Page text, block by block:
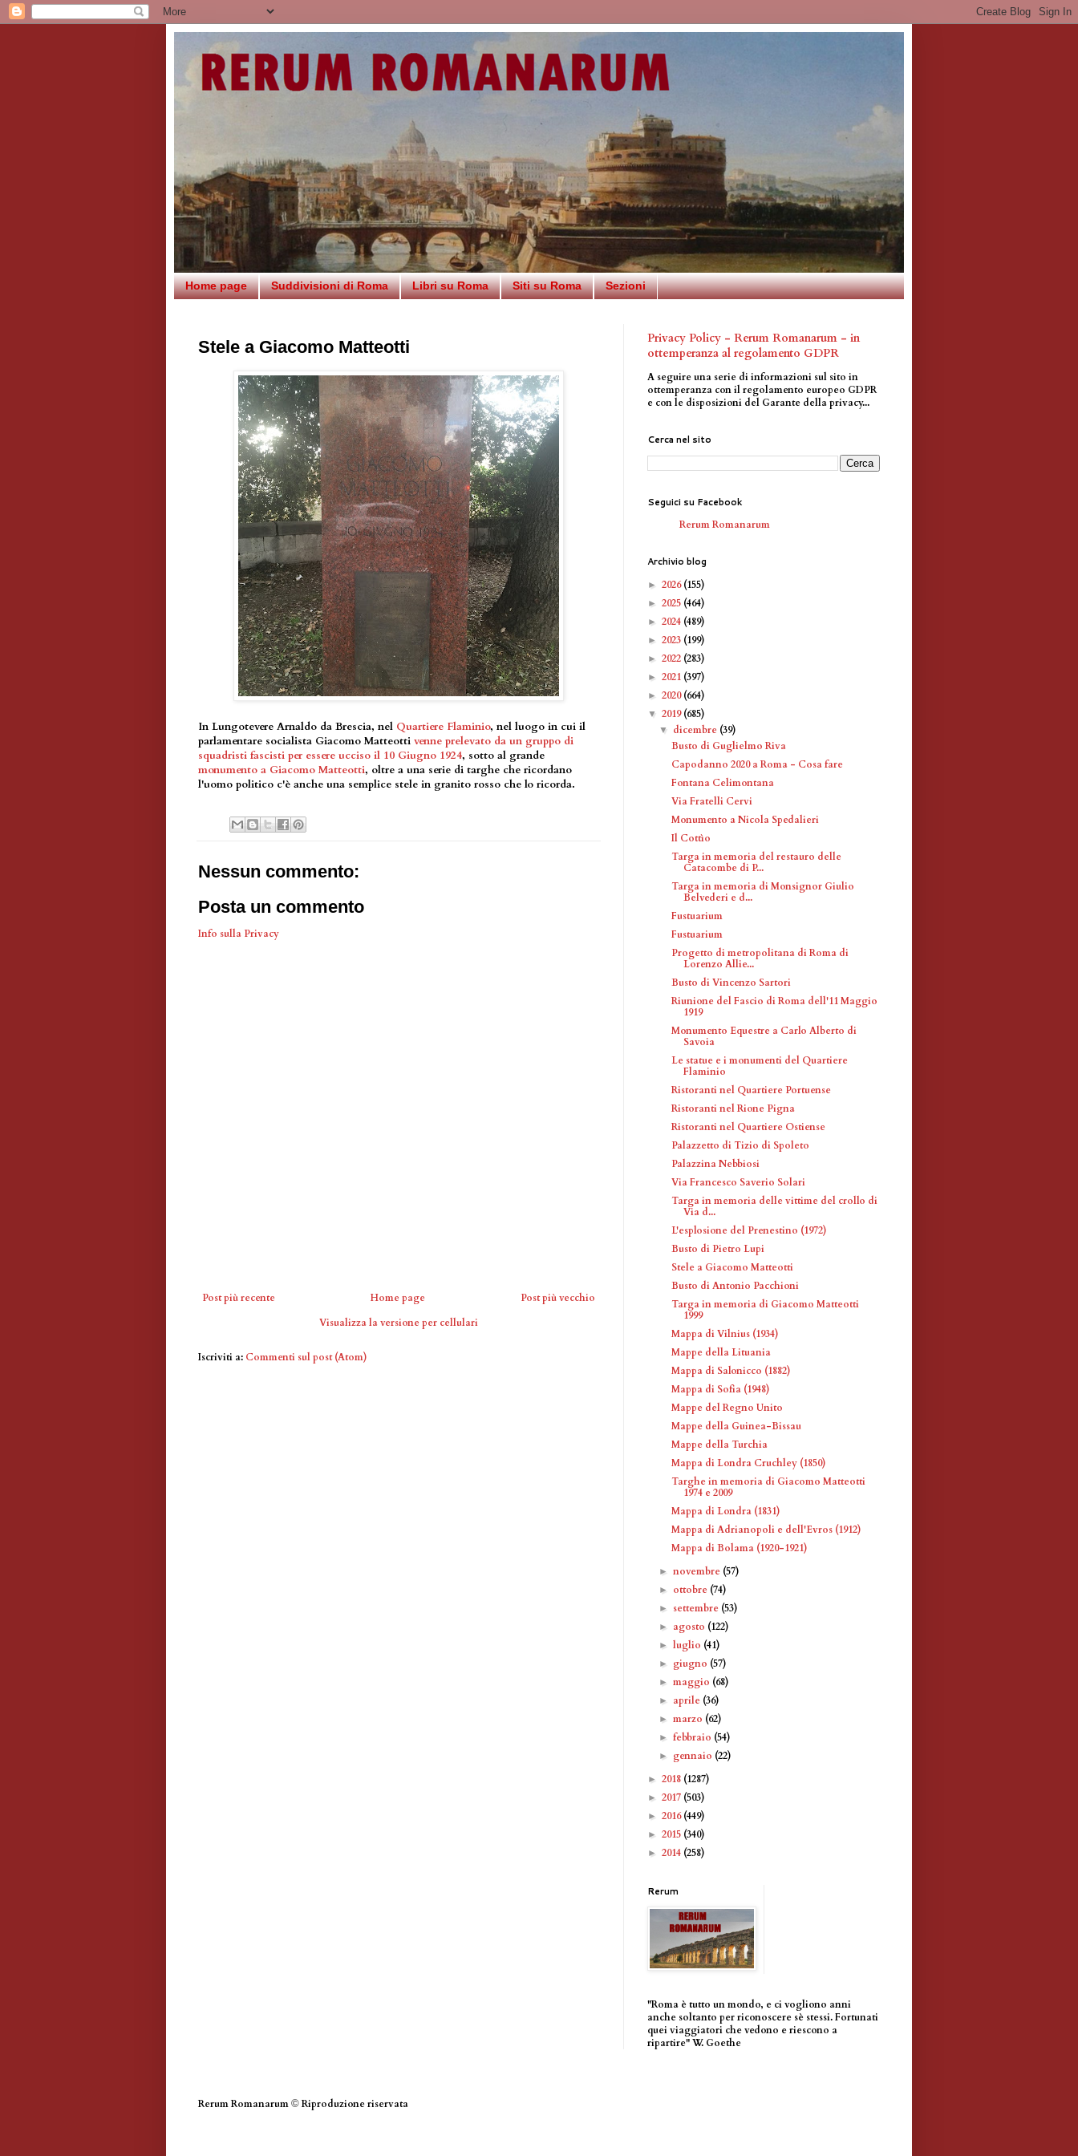
Home page Suddivisioni di Roma Libri su Roma Siti su Roma Sezioni
Stele a Giacomo Matteotti
In Lungotevere Arnaldo da Brescia, nel Quartiere Flaminio, nel luogo in cui il
parlamentare socialista Giacomo Matteotti venne prelevato da un gruppo di
squadristi fascisti per essere ucciso il 10 Giugno 1924, sotto al grande
monumento a Giacomo Matteotti, oltre a una serie di targhe che ricordano
l'uomo politico c'è anche una semplice stele in granito rosso che lo ricorda.
Nessun commento:
Posta un commento
Info sulla Privacy
Post più recente Post più vecchio
Home page
Visualizza la versione per cellulari
Iscriviti a: Commenti sul post (Atom)
Privacy Policy - Rerum Romanarum - in
ottemperanza al regolamento GDPR
A seguire una serie di informazioni sul sito in
ottemperanza con il regolamento europeo GDPR
e con le disposizioni del Garante della privacy...
Cerca nel sito
Seguici su Facebook
Rerum Romanarum
Archivio blog
► 2026(155)
► 2025 (464)
► 2024 (489)
► 2023 (199)
► 2022 (283)
► 2021 (397)
► 2020(664)
▼ 2019(685)
▼ dicembre (39)
Busto di Guglielmo Riva
Capodanno 2020 a Roma - Cosa fare
Fontana Celimontana
Via Fratelli Cervi
Monumento a Nicola Spedalieri
Il Cottìo
Targa in memoria del restauro delle
Catacombe di P...
Targa in memoria di Monsignor Giulio
Belvederi e d...
Fustuarium
Fustuarium
Progetto di metropolitana di Roma di
Lorenzo Allie...
Busto di Vincenzo Sartori
Riunione del Fascio di Roma dell'11 Maggio
1919
Monumento Equestre a Carlo Alberto di
Savoia
Le statue e i monumenti del Quartiere
Flaminio
Ristoranti nel Quartiere Portuense
Ristoranti nel Rione Pigna
Ristoranti nel Quartiere Ostiense
Palazzetto di Tizio di Spoleto
Palazzina Nebbiosi
Via Francesco Saverio Solari
Targa in memoria delle vittime del crollo di
Via d...
L'esplosione del Prenestino (1972)
Busto di Pietro Lupi
Stele a Giacomo Matteotti
Busto di Antonio Pacchioni
Targa in memoria di Giacomo Matteotti
1999
Mappa di Vilnius (1934)
Mappe della Lituania
Mappa di Salonicco (1882)
Mappa di Sofia (1948)
Mappe del Regno Unito
Mappe della Guinea-Bissau
Mappe della Turchia
Mappa di Londra Cruchley (1850)
Targhe in memoria di Giacomo Matteotti
1974 e 2009
Mappa di Londra (1831)
Mappa di Adrianopoli e dell'Evros (1912)
Mappa di Bolama (1920-1921)
►novembre (57)
► ottobre (74)
► settembre (53)
► agosto (122)
►luglio (41)
► giugno (57)
►maggio (68)
► aprile (36)
►marzo (62)
►febbraio (54)
► gennaio (22)
► 2018 (1287)
► 2017 (503)
► 2016(449)
► 2015 (340)
► 2014 (258)
Rerum
"Roma è tutto un mondo, e ci vogliono anni
anche soltanto per riconoscere sè stessi. Fortunati
quei viaggiatori che vedono e riescono a
ripartire" W. Goethe
Rerum Romanarum © Riproduzione riservata